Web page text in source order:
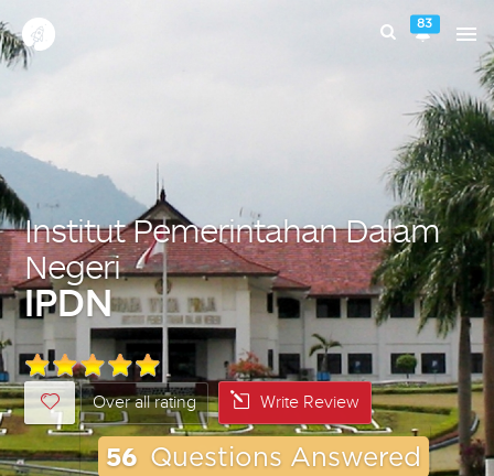
83
Institut Pemerintahan Dalam
Negeri
IPDN
Over all rating Write Review
56 Questions Answered